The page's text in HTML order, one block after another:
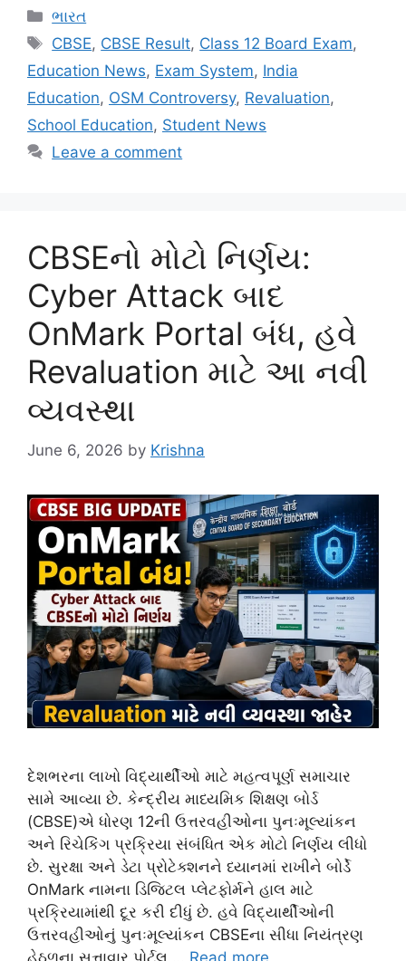
Categories
ભારત
Tags
CBSE, CBSE Result, Class 12 Board Exam,
Education News, Exam System, India
Education, OSM Controversy, Revaluation,
School Education, Student News
Leave a comment
CBSEનો મોટો નિર્ણય:
Cyber Attack બાદ
OnMark Portal બંધ, હવે
Revaluation માટે આ નવી
વ્યવસ્થા
June 6, 2026 by Krishna
દેશભરના લાખો વિદ્યાર્થીઓ માટે મહત્વપૂર્ણ સમાચાર
સામે આવ્યા છે. કેન્દ્રીય માધ્યમિક શિક્ષણ બોર્ડ
(CBSE)એ ધોરણ 12ની ઉત્તરવહીઓના પુનઃમૂલ્યાંકન
અને રિચેકિંગ પ્રક્રિયા સંબંધિત એક મોટો નિર્ણય લીધો
છે. સુરક્ષા અને ડેટા પ્રોટેક્શનને ધ્યાનમાં રાખીને બોર્ડે
OnMark નામના ડિજિટલ પ્લેટફોર્મને હાલ માટે
પ્રક્રિયામાંથી દૂર કરી દીધું છે. હવે વિદ્યાર્થીઓની
ઉત્તરવહીઓનું પુનઃમૂલ્યાંકન CBSEના સીધા નિયંત્રણ